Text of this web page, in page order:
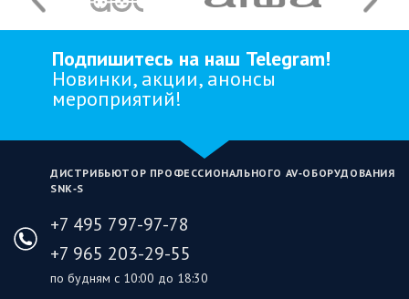
Подпишитесь на наш Telegram!
Новинки, акции, анонсы
мероприятий!
ДИСТРИБЬЮТОР ПРОФЕССИОНАЛЬНОГО AV‑ОБОРУДОВАНИЯ
SNK‑S
+7 495 797-97-78
+7 965 203-29-55
по будням с 10:00 до 18:30